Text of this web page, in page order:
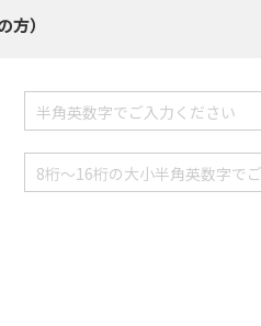
方）